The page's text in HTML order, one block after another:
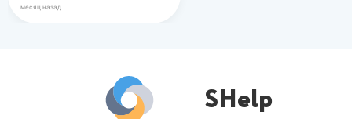
месяц назад
SHelp